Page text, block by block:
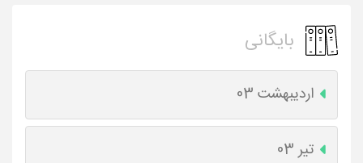
بایگانی
اردیبهشت 03
تیر 03